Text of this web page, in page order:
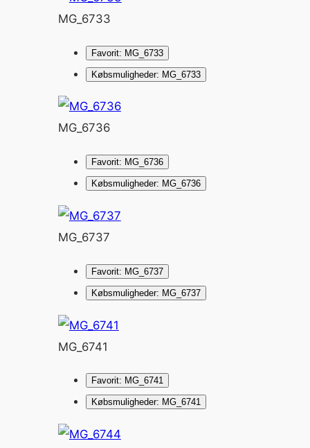
MG_6733
Favorit: MG_6733
Købsmuligheder: MG_6733
MG_6736
Favorit: MG_6736
Købsmuligheder: MG_6736
MG_6737
Favorit: MG_6737
Købsmuligheder: MG_6737
MG_6741
Favorit: MG_6741
Købsmuligheder: MG_6741